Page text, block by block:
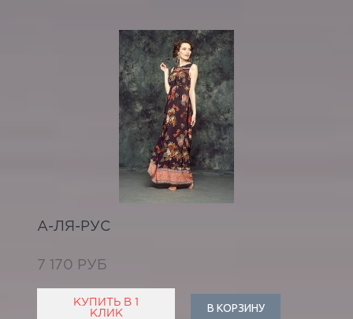
А-ЛЯ-РУС
7 170 РУБ
КУПИТЬ В 1
КЛИК
В КОРЗИНУ